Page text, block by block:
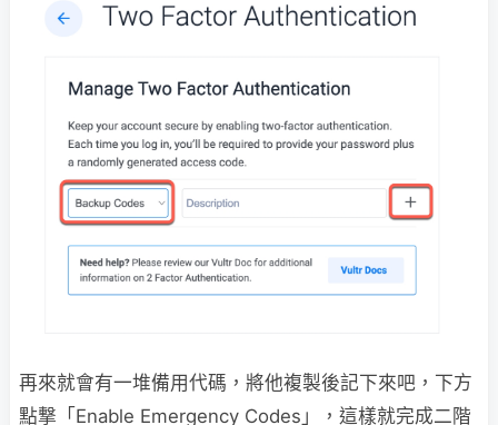
再來就會有一堆備用代碼，將他複製後記下來吧，下方
點撃「Enable Emergency Codes」，這樣就完成二階